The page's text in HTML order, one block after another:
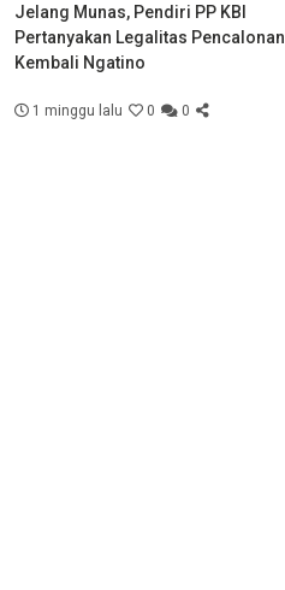
Jelang Munas, Pendiri PP KBI
Pertanyakan Legalitas Pencalonan
Kembali Ngatino
1 minggu lalu 0 0